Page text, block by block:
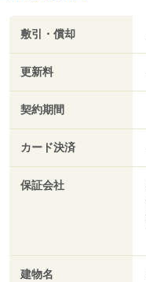
敷引・償却
更新料
契約期間
カード決済
保証会社
建物名